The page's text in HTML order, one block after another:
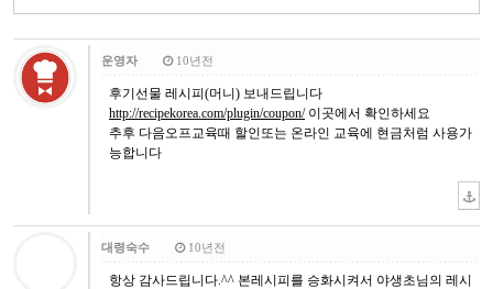
운영자 10년전
후기선물 레시피(머니) 보내드립니다
http://recipekorea.com/plugin/coupon/이곳에서 확인하세요
추후 다음오프교육때 할인또는 온라인 교육에 현금처럼 사용가
능합니다
대령숙수 10년전
항상 감사드립니다.^^ 본레시피를 승화시켜서 야생초님의 레시